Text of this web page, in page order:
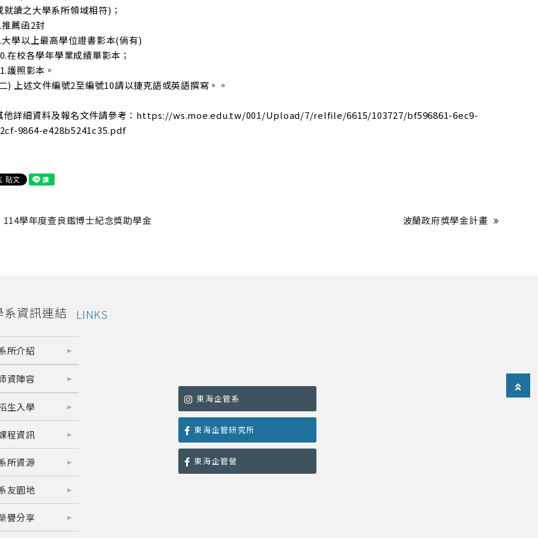
就讀之大學系所領域相符)；
推薦函2封
大學以上最高學位證書影本(倘有)
在校各學年學業成績單影本；
護照影本。
) 上述文件編號2至編號10請以捷克語或英語撰寫。。
他詳細資料及報名文件請參考：https://ws.moe.edu.tw/001/Upload/7/relfile/6615/103727/bf596861-6ec9-
9864-e428b5241c35.pdf
114學年度查良鑑博士紀念獎助學金 波蘭政府獎學金計畫
系資訊連結 LINKS
所介紹
資陣容
生入學
程資訊
所資源
友園地
譽分享
東海企管系
東海企管研究所
東海企管營